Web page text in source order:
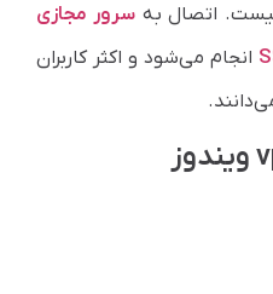
اتصال بهسرور مجازی
انجام می‌شود و اکثر کاربران